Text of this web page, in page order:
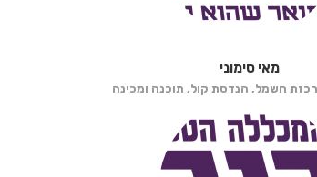
מאי סימוני
חשמל, הנדסת קול, תוכנה ומכינה